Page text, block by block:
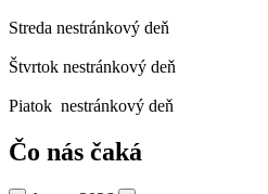
Streda nestránkový deň
Štvrtok nestránkový deň
Piatok nestránkový deň
Čo nás čaká